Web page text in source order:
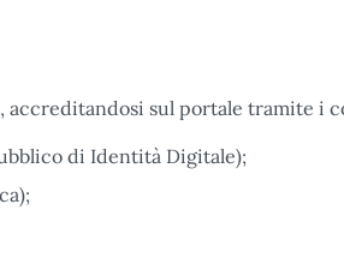
accreditandosi sul portale tramite i
di Identità Digitale);